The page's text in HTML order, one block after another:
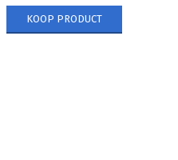
KOOP PRODUCT